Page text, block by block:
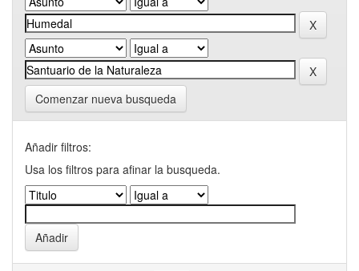
Comenzar nueva busqueda
Añadir filtros:
Usa los filtros para afinar la busqueda.